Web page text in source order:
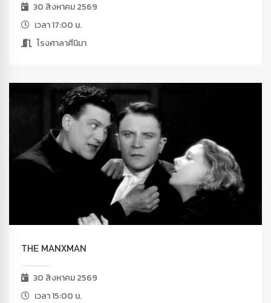
30 สิงหาคม 2569
เวลา 17:00 น.
โรงศาลาศีนิมา
THE MANXMAN
30 สิงหาคม 2569
เวลา 15:00 น.